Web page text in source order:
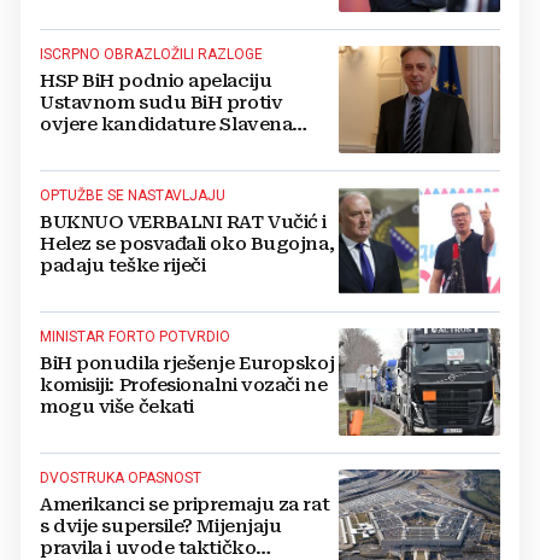
ISCRPNO OBRAZLOŽILI RAZLOGE
HSP BiH podnio apelaciju
Ustavnom sudu BiH protiv
ovjere kandidature Slavena
OPTUŽBE SE NASTAVLJAJU
BUKNUO VERBALNI RAT Vučić i
Helez se posvađali oko Bugojna,
padaju teške riječi
MINISTAR FORTO POTVRDIO
BiH ponudila rješenje Europskoj
komisiji: Profesionalni vozači ne
mogu više čekati
DVOSTRUKA OPASNOST
Amerikanci se pripremaju za rat
s dvije supersile? Mijenjaju
pravila i uvode taktičko